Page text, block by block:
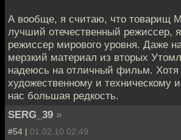
А вообще, я считаю, что товарищ
лучший отечественный режиссер,
режиссер мирового уровня. Даже
мерзкий материал из вторых
надеюсь на отличный фильм.
художественному и техническому
нас большая редкость.
SERG_39 »
#54 | 01.02.10 02:49